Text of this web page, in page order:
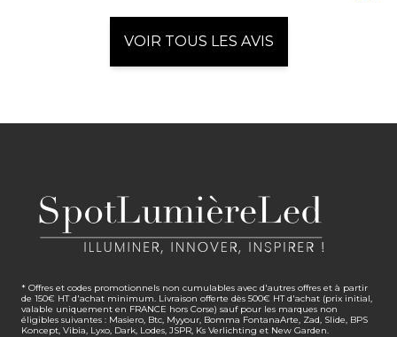
VOIR TOUS LES AVIS
* Offres et codes promotionnels non cumulables avec d'autres offres et à partir
de 150€ HT d'achat minimum. Livraison offerte dès 500€ HT d'achat (prix initial,
valable uniquement en FRANCE hors Corse) sauf pour les marques non
éligibles suivantes : Masiero, Btc, Myyour, Bomma FontanaArte, Zad, Slide, BPS
Koncept, Vibia, Lyxo, Dark, Lodes, JSPR, Ks Verlichting et New Garden.